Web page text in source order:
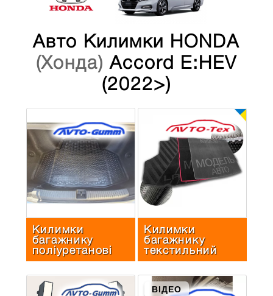
Авто Килимки HONDA
(Хонда) Accord E:HEV
(2022>)
Килимки
багажнику
поліуретанові
Килимки
багажнику
текстильний
ВІДЕО